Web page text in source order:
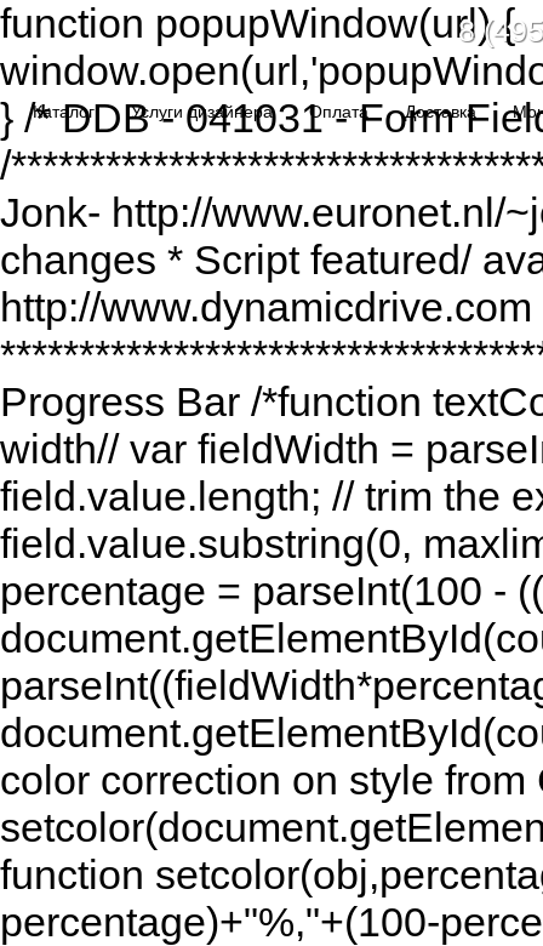
function popupWindow(url) {
} /* DDB - 041031 - Form
/
Jonk- http://www.euronet.nl/
changes * Script featured/
http://
Progress Bar /*function
width// var fieldWidth =
field.value.length; // trim the
field.value.substring(0,
percentage = parseInt(100 -
color correction on style
function
percentage)+"%,"+(100-
8
Каталог Услуги дизайнера Оплата Доставка